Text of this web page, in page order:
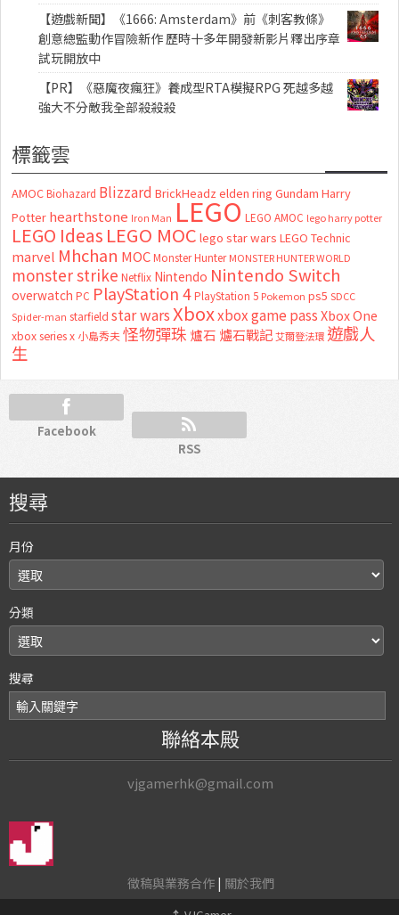
【遊戲新聞】《1666: Amsterdam》前《刺客教條》
創意總監動作冒險新作 歷時十多年開發新影片釋出序章
試玩開放中
【PR】《惡魔夜瘋狂》養成型RTA模擬RPG 死越多越
強大不分敵我全部殺殺殺
標籤雲
AMOC Biohazard Blizzard BrickHeadz elden ring Gundam Harry
Potter hearthstone Iron Man LEGO LEGO AMOC lego harry potter
LEGO Ideas LEGO MOC lego star wars LEGO Technic
marvel Mhchan MOC Monster Hunter MONSTER HUNTER WORLD
monster strike Netflix Nintendo Nintendo Switch
overwatch PC PlayStation 4 PlayStation 5 Pokemon ps5 SDCC
Spider-man starfield star warsXboxxbox game passXbox One
xbox series x 小島秀夫怪物彈珠 爐石 爐石戰記艾爾登法環 遊戲人
生
Facebook
RSS
搜尋
月份
分類
搜尋
聯絡本殿
vjgamerhk@gmail.com
徵稿與業務合作| 關於我們